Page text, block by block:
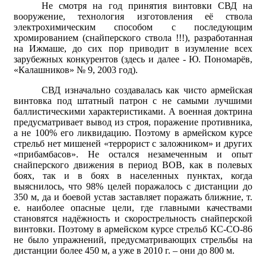
Не смотря на год принятия винтовки СВД на
вооружение, технология изготовления её ствола
электрохимическим способом с последующим
хромированием (снайперского ствола !!!), разработанная
на Ижмаше, до сих пор приводит в изумление всех
зарубежных конкурентов (здесь и далее - Ю. Пономарёв,
«Калашников» № 9, 2003 год).
СВД изначально создавалась как чисто армейская
винтовка под штатный патрон с не самыми лучшими
баллистическими характеристиками. А военная доктрина
предусматривает вывод из строя, поражение противника,
а не 100% его ликвидацию. Поэтому в армейском курсе
стрельб нет мишеней «террорист с заложником» и других
«прибамбасов». Не остался незамеченным и опыт
снайперского движения в период ВОВ, как в полевых
боях, так и в боях в населенных пунктах, когда
выяснилось, что 98% целей поражалось с дистанции до
350 м, да и боевой устав заставляет поражать ближние, т.
е. наиболее опасные цели, где главными качествами
становятся надёжность и скорострельность снайперской
винтовки. Поэтому в армейском курсе стрельб КС-СО-86
не было упражнений, предусматривающих стрельбы на
дистанции более 450 м, а уже в 2010 г. – они до 800 м.